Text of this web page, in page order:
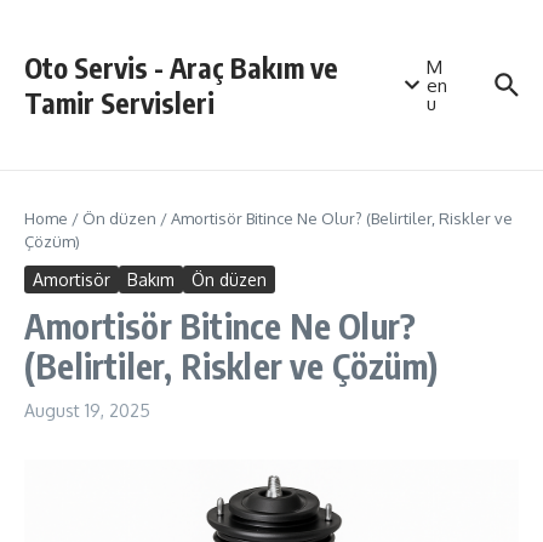
Oto Servis - Araç Bakım ve
Tamir Servisleri
M
en
u
Home / Ön düzen /Amortisör Bitince Ne Olur? (Belirtiler, Riskler ve
Çözüm)
Amortisör Bakım Ön düzen
Amortisör Bitince Ne Olur?
(Belirtiler, Riskler ve Çözüm)
August 19, 2025